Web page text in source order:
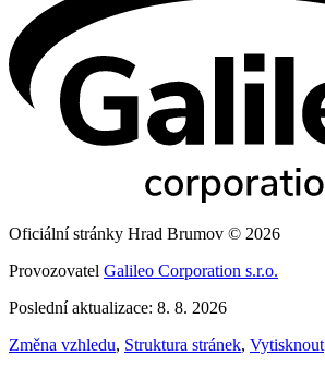
Oficiální stránky Hrad Brumov © 2026
Provozovatel Galileo Corporation s.r.o.
Poslední aktualizace: 8. 8. 2026
Změna vzhledu, Struktura stránek, Vytisknout